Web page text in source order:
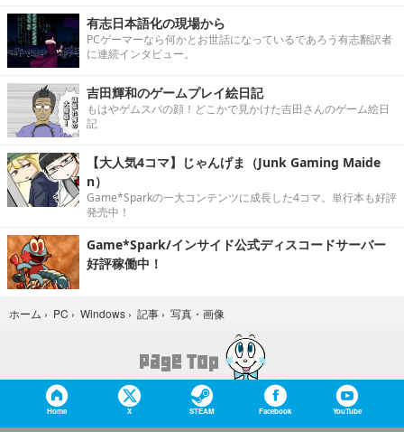
有志日本語化の現場から
PCゲーマーなら何かとお世話になっているであろう有志翻訳者
に連続インタビュー。
吉田輝和のゲームプレイ絵日記
もはやゲムスパの顔！どこかで見かけた吉田さんのゲーム絵日
記
【大人気4コマ】じゃんげま（Junk Gaming Maide
n）
Game*Sparkの一大コンテンツに成長した4コマ。単行本も好評
発売中！
Game*Spark/インサイド公式ディスコードサーバー
好評稼働中！
ホーム › PC › Windows › 記事 › 写真・画像
Home X STEAM Facebook YouTube